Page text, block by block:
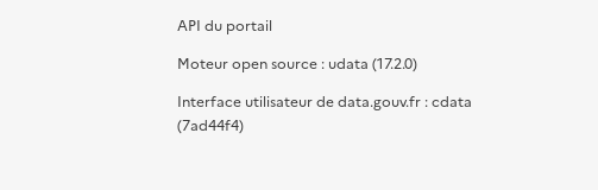
API du portail
Moteur open source : udata (17.2.0)
Interface utilisateur de data.gouv.fr : cdata
(7ad44f4)